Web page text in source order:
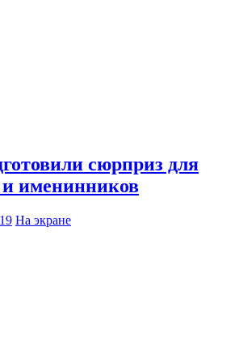
сюрприз для
именинников
На экране